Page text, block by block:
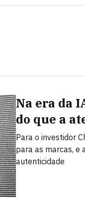
Na era da
do que a
Para o investidor
para as marcas, e
autenticidade